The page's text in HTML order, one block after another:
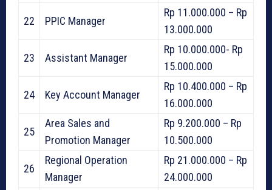
22 PPIC Manager
Rp 11.000.000 – Rp
13.000.000
23 Assistant Manager
Rp 10.000.000- Rp
15.000.000
24 Key Account Manager
Rp 10.400.000 – Rp
16.000.000
25
Area Sales and
Promotion Manager
Rp 9.200.000 – Rp
10.500.000
26
Regional Operation
Manager
Rp 21.000.000 – Rp
24.000.000